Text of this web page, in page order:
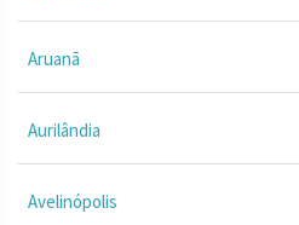
Aruanã
Aurilândia
Avelinópolis